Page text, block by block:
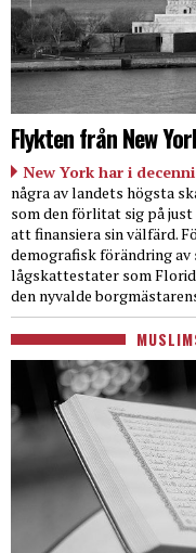
Flykten från New
New York har i
några av landets högsta
som den förlitat sig på
att finansiera sin välfärd.
demografisk förändring
lågskattestater som
den nyvalde